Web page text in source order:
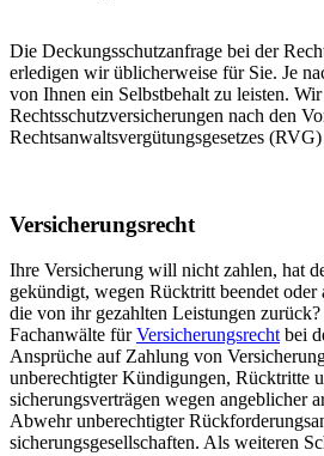
Die Deckungsschutzanfrage bei der
erledigen wir üblicherweise für Sie. Je
von Ihnen ein Selbstbehalt zu leisten.
Rechtsschutzversicherungen nach den
Rechtsanwaltsvergütungsgesetzes (RVG)
Versicherungsrecht
Ihre Versicherung will nicht zahlen, hat
gekündigt, wegen Rücktritt beendet
die von ihr gezahlten Leistungen
Fachanwälte fürVer­sicherungs­recht bei
Ansprüche auf Zahlung von
unberechtigter Kündigungen, Rücktritte
sicher­ungs­verträgen wegen angeblicher
Abwehr un­berechtigter
sicherungs­gesell­schaften. Als weiteren